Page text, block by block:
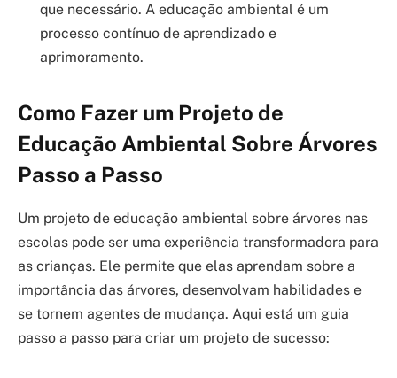
que necessário. A educação ambiental é um
processo contínuo de aprendizado e
aprimoramento.
Como Fazer um Projeto de
Educação Ambiental Sobre Árvores
Passo a Passo
Um projeto de educação ambiental sobre árvores nas
escolas pode ser uma experiência transformadora para
as crianças. Ele permite que elas aprendam sobre a
importância das árvores, desenvolvam habilidades e
se tornem agentes de mudança. Aqui está um guia
passo a passo para criar um projeto de sucesso: